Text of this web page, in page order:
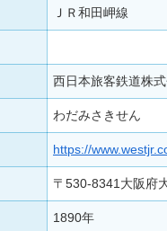
ＪＲ和田岬線
西日本旅客鉄道株
わだみさきせん
https://
〒530-8341大阪府
1890年